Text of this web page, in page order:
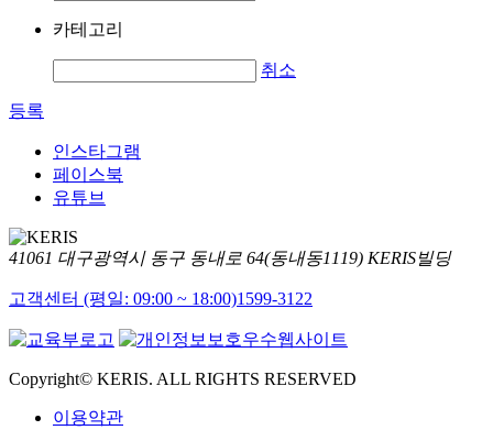
카테고리
취소
등록
인스타그램
페이스북
유튜브
41061 대구광역시 동구 동내로 64(동내동1119) KERIS빌딩
고객센터 (평일: 09:00 ~ 18:00)1599-3122
Copyright© KERIS. ALL RIGHTS RESERVED
이용약관